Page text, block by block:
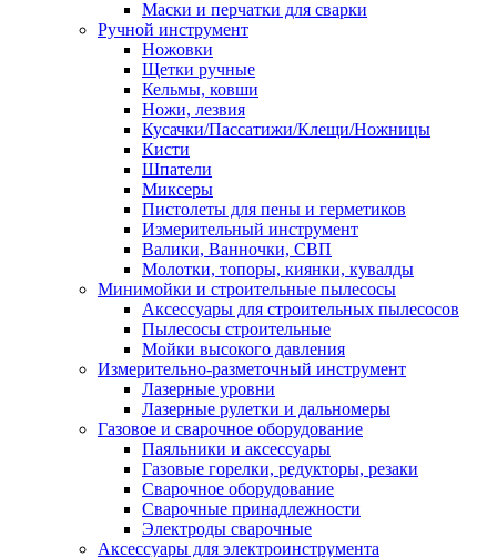
Маски и перчатки для сварки
Ручной инструмент
Ножовки
Щетки ручные
Кельмы, ковши
Ножи, лезвия
Кусачки/Пассатижи/Клещи/Ножницы
Кисти
Шпатели
Миксеры
Пистолеты для пены и герметиков
Измерительный инструмент
Валики, Ванночки, СВП
Молотки, топоры, киянки, кувалды
Минимойки и строительные пылесосы
Аксессуары для строительных пылесосов
Пылесосы строительные
Мойки высокого давления
Измерительно-разметочный инструмент
Лазерные уровни
Лазерные рулетки и дальномеры
Газовое и сварочное оборудование
Паяльники и аксессуары
Газовые горелки, редукторы, резаки
Сварочное оборудование
Сварочные принадлежности
Электроды сварочные
Аксессуары для электроинструмента